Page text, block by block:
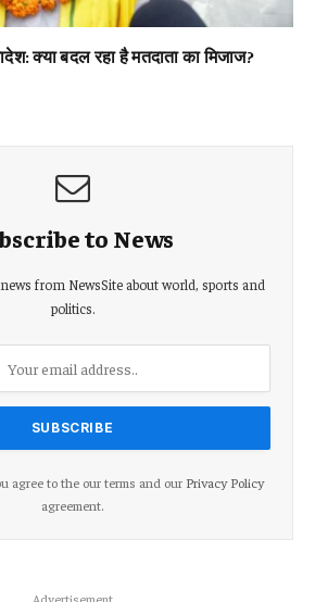
क्या बदल रहा है मतदाता का मिजाज?
to News
from NewsSite about world, sports and
politics.
agree to the our terms and our Privacy Policy
agreement.